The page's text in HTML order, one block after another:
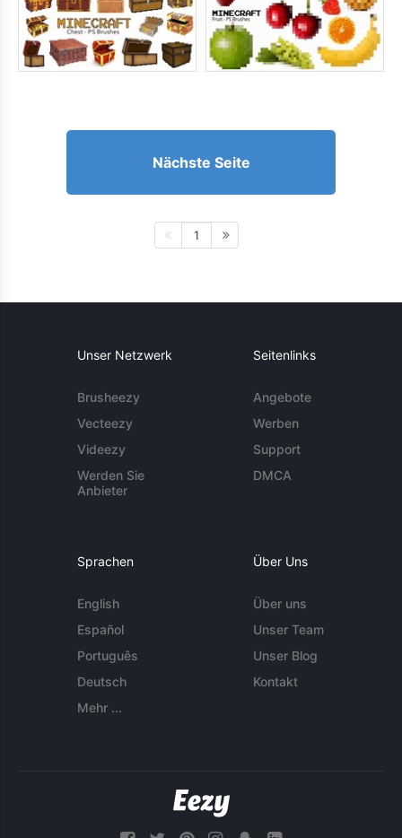
Nächste Seite
1
Unser Netzwerk
Brusheezy
Vecteezy
Videezy
Werden Sie
Anbieter
Seitenlinks
Angebote
Werben
Support
DMCA
Sprachen
English
Español
Português
Deutsch
Mehr ...
Über Uns
Über uns
Unser Team
Unser Blog
Kontakt